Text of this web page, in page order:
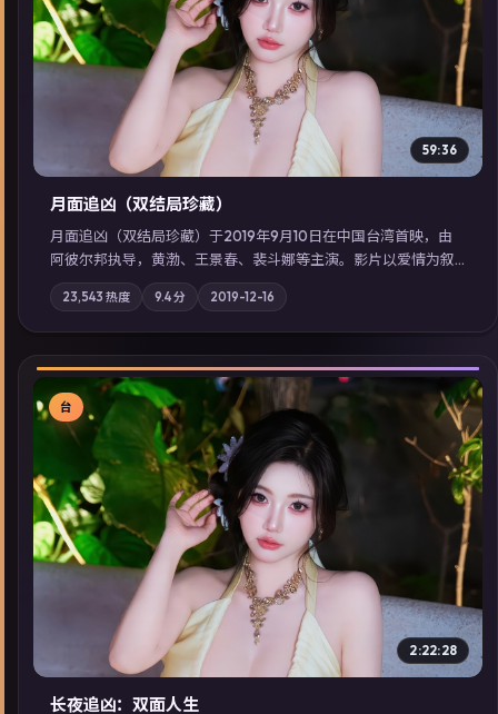
▶
59:36
月面追凶（双结局珍藏）
月面追凶（双结局珍藏）于2019年9月10日在中国台湾首映，由
阿彼尔邦执导，黄渤、王景春、裴斗娜等主演。影片以爱情为叙
事主轴，两代人的执念在暴风雨夜正面相撞；摄影与配乐强化地
域气质；站内亦可通过「国产免费观看高清电视剧在线看」延展
检索同类型高分佳作，畅享高清在线追剧体验。
23,543 热度 9.4分 2019-12-16
▶
台
2:22:28
长夜追凶：双面人生